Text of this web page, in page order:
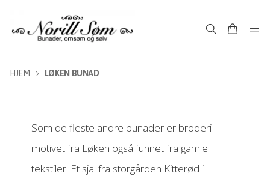
HJEM LØKEN BUNAD
Som de fleste andre bunader er broderi
motivet fra Løken også funnet fra gamle
tekstiler. Et sjal fra storgården Kitterød i